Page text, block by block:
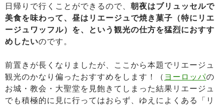
日帰りで行くことができるので、 朝夜はブリュッセルで
美食を味わって、昼はリエージュで焼き菓子（特にリエ
ージュワッフル）を、という観光の仕方を猛烈におすす
めしたいのです。
前置きが長くなりましたが、ここから本題でリエージュ
観光のかなり偏ったおすすめをします！（ ヨーロッパの
お城・教会・大聖堂を見飽きてしまった結果リエージュ
でも積極的に見に行ってはおらず、ゆえによくある「リ